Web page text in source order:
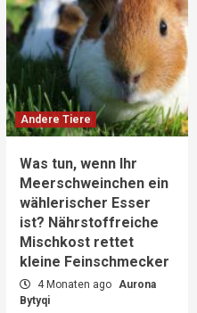
Andere Tiere
Was tun, wenn Ihr
Meerschweinchen ein
wählerischer Esser
ist? Nährstoffreiche
Mischkost rettet
kleine Feinschmecker
4 Monaten ago Aurona
Bytyqi